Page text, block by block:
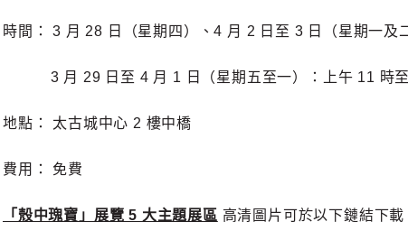
時間： 3 月 28 日（星期四）、4 月 2 日至 3 日（星期一及
3 月 29 日至 4 月 1 日（星期五至一）：上午 11 時至
地點： 太古城中心 2 樓中橋
費用： 免費
「殼中瑰寶」展覽 5 大主題展區​ 高清圖片可於以下鏈結下載